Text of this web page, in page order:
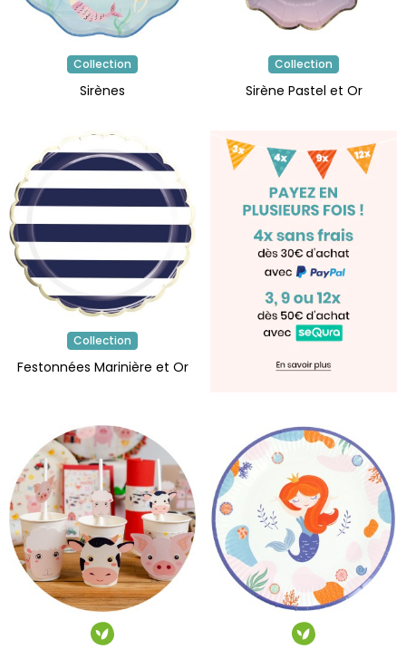
Collection
Sirènes
Collection
Sirène Pastel et Or
Collection
Festonnées Marinière et Or